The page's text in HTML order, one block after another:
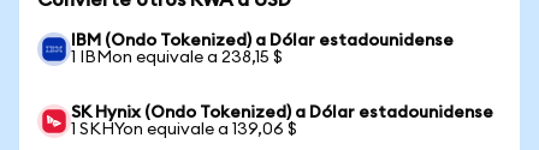
IBM (Ondo Tokenized) a Dólar estadounidense
1 IBMon equivale a 238,15 $
SK Hynix (Ondo Tokenized) a Dólar estadounidense
1 SKHYon equivale a 139,06 $